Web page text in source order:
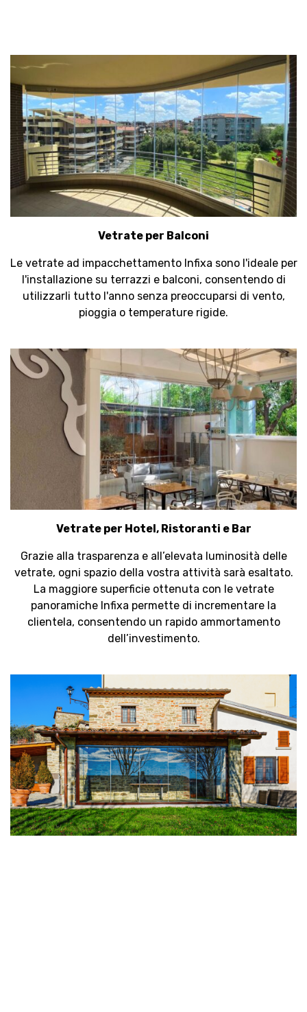
Vetrate per Balconi
Le vetrate ad impacchettamento Infixa sono l'ideale per
l'installazione su terrazzi e balconi, consentendo di
utilizzarli tutto l'anno senza preoccuparsi di vento,
pioggia o temperature rigide.
Vetrate per Hotel, Ristoranti e Bar
Grazie alla trasparenza e all’elevata luminosità delle
vetrate, ogni spazio della vostra attività sarà esaltato.
La maggiore superficie ottenuta con le vetrate
panoramiche Infixa permette di incrementare la
clientela, consentendo un rapido ammortamento
dell’investimento.